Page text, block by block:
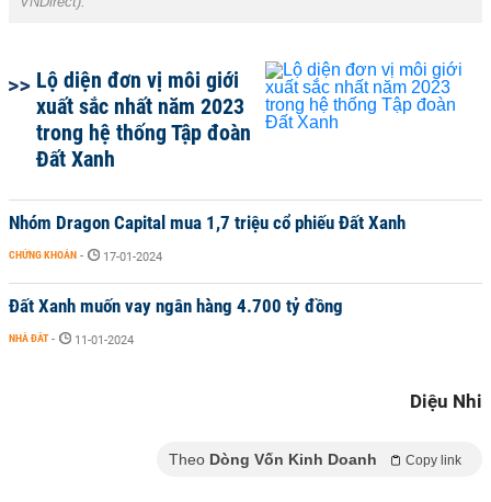
Lộ diện đơn vị môi giới
xuất sắc nhất năm 2023
trong hệ thống Tập đoàn
Đất Xanh
Nhóm Dragon Capital mua 1,7 triệu cổ phiếu Đất Xanh
CHỨNG KHOÁN - 17-01-2024
Đất Xanh muốn vay ngân hàng 4.700 tỷ đồng
NHÀ ĐẤT - 11-01-2024
Diệu Nhi
Theo Dòng Vốn Kinh Doanh Copy link